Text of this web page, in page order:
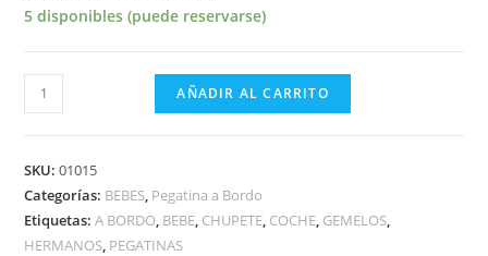
5 disponibles (puede reservarse)
BEBES
EN
AZUL
cantidad
AÑADIR AL CARRITO
SKU:01015
Categorías: BEBES, Pegatina a Bordo
Etiquetas:A BORDO, BEBE, CHUPETE, COCHE, GEMELOS,
HERMANOS, PEGATINAS